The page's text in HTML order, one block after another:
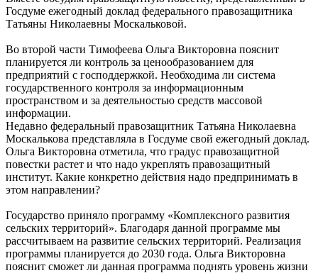
Госдуме ежегодный доклад федерального правозащитника
Татьяны Николаевны Москальковой.
Во второй части Тимофеева Ольга Викторовна пояснит
планируется ли контроль за ценообразованием для
предприятий с господдержкой. Необходима ли система
государственного контроля за информационным
пространством и за деятельностью средств массовой
информации.
Недавно федеральный правозащитник Татьяна Николаевна
Москалькова представляла в Госдуме свой ежегодный доклад.
Ольга Викторовна отметила, что градус правозащитной
повестки растет и что надо укреплять правозащитный
институт. Какие конкретно действия надо предпринимать в
этом направлении?
Государство приняло программу «Комплексного развития
сельских территорий». Благодаря данной программе мы
рассчитываем на развитие сельских территорий. Реализация
программы планируется до 2030 года. Ольга Викторовна
пояснит сможет ли данная программа поднять уровень жизни